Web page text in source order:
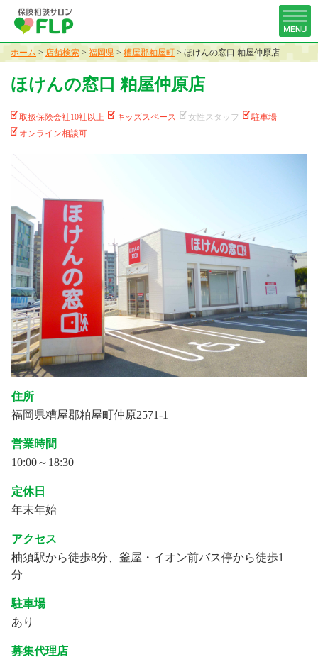
ホーム > 店舗検索 > 福岡県 > 糟屋郡粕屋町 > ほけんの窓口 粕屋仲原店
ほけんの窓口 粕屋仲原店
取扱保険会社10社以上 キッズスペース 女性スタッフ
駐車場
オンライン相談可
住所
福岡県糟屋郡粕屋町仲原2571-1
営業時間
10:00～18:30
定休日
年末年始
アクセス
柚須駅から徒歩8分、釜屋・イオン前バス停から徒歩1
分
駐車場
あり
募集代理店